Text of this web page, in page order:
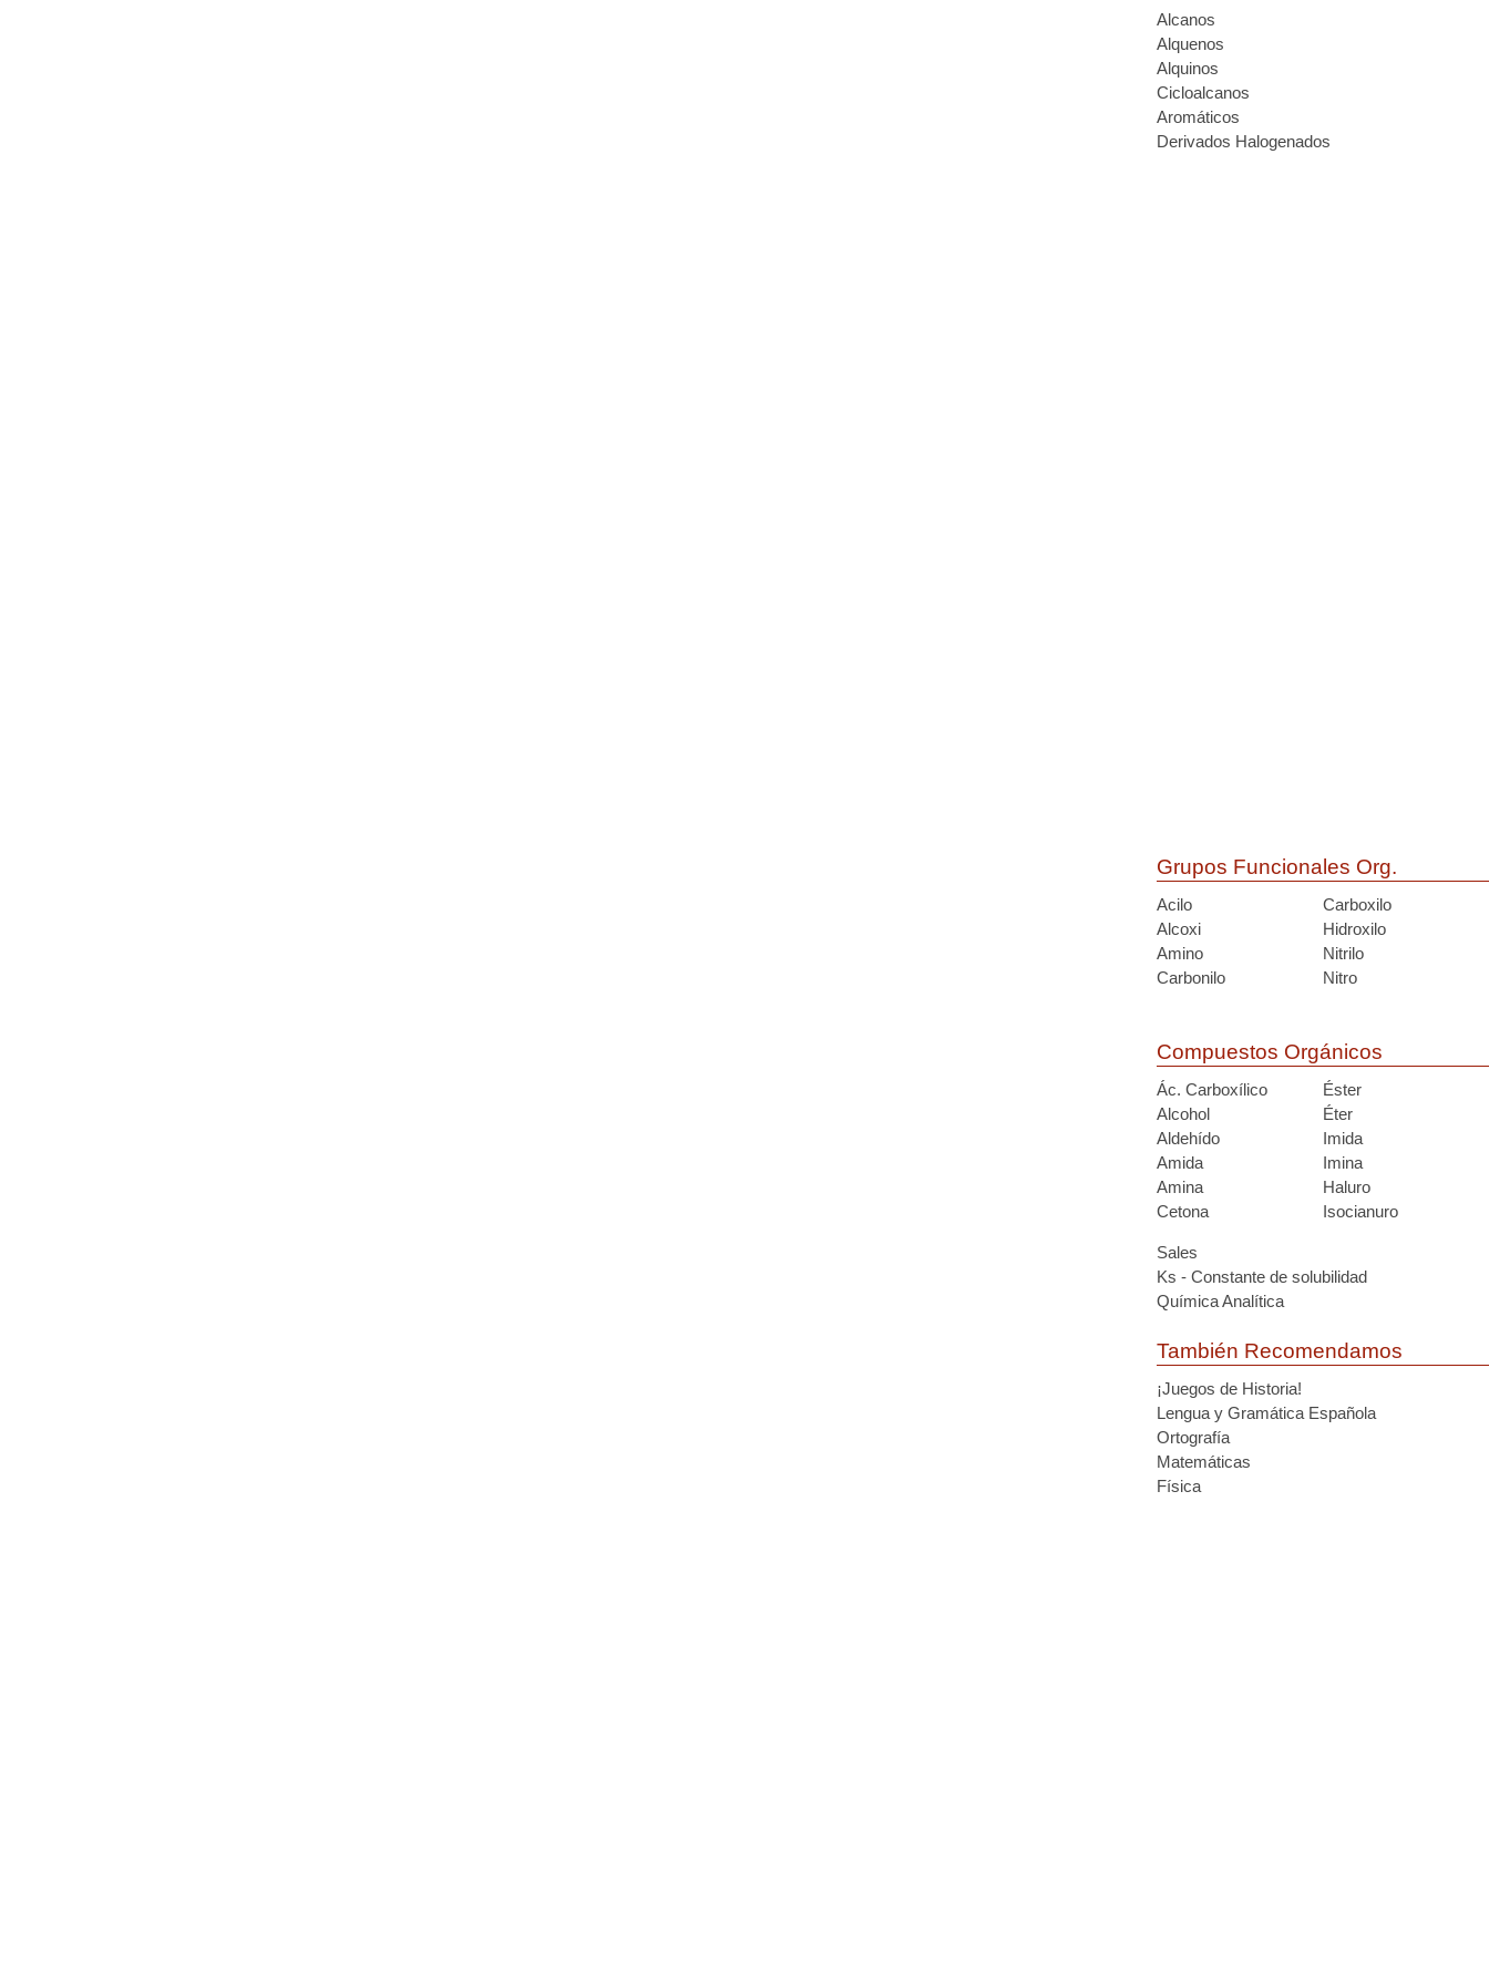
Alcanos
Alquenos
Alquinos
Cicloalcanos
Aromáticos
Derivados Halogenados
Grupos Funcionales Org.
Acilo
Carboxilo
Alcoxi
Hidroxilo
Amino
Nitrilo
Carbonilo
Nitro
Compuestos Orgánicos
Ác. Carboxílico
Éster
Alcohol
Éter
Aldehído
Imida
Amida
Imina
Amina
Haluro
Cetona
Isocianuro
Sales
Ks - Constante de solubilidad
Química Analítica
También Recomendamos
¡Juegos de Historia!
Lengua y Gramática Española
Ortografía
Matemáticas
Física